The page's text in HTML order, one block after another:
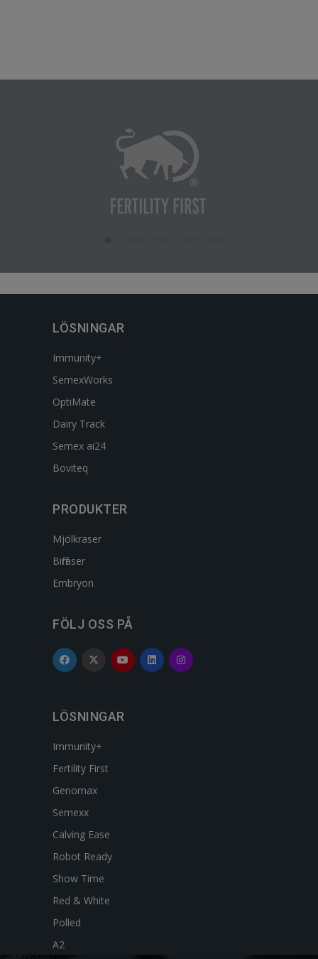
LÖSNINGAR
Immunity+
SemexWorks
OptiMate
Dairy Track
Semex ai24
Boviteq
PRODUKTER
Mjölkraser
Biffraser
Embryon
FÖLJ OSS PÅ
LÖSNINGAR
Immunity+
Fertility First
Genomax
Semexx
Calving Ease
Robot Ready
Show Time
Red & White
Polled
A2